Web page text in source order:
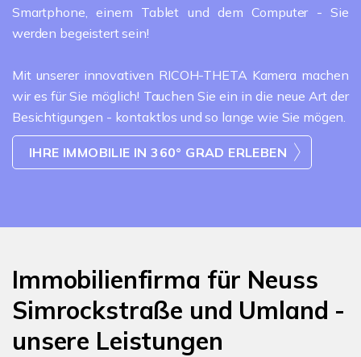
Smartphone, einem Tablet und dem Computer - Sie
werden begeistert sein!
Mit unserer innovativen RICOH-THETA Kamera machen
wir es für Sie möglich! Tauchen Sie ein in die neue Art der
Besichtigungen - kontaktlos und so lange wie Sie mögen.
IHRE IMMOBILIE IN 360° GRAD ERLEBEN
Immobilienfirma für Neuss
Simrockstraße und Umland -
unsere Leistungen